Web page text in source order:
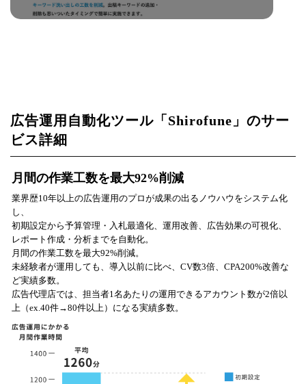
広告運用自動化ツール「Shirofune」のサー
ビス詳細
月間の作業工数を最大92%削減
業界歴10年以上の広告運用のプロが成果の出るノウハウをシステム化
し、
初期設定から予算管理・入札最適化、運用改善、広告効果の可視化、
レポート作成・分析までを自動化。
月間の作業工数を最大92%削減。
未経験者が運用しても、導入以前に比べ、CV数3倍、CPA200%改善な
ど実績多数。
広告代理店では、担当者1名あたりの運用できるアカウント数が2倍以
上（ex.40件→80件以上）になる実績多数。